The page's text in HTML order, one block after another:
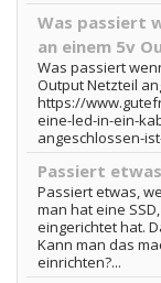
Was passiert
an einem 5v
Was passiert
Output Netzteil
https://
eine-led-in-ein-
angeschlossen-
Passiert
Passiert etwas,
man hat eine
eingerichtet hat.
Kann man das
einrichten?...